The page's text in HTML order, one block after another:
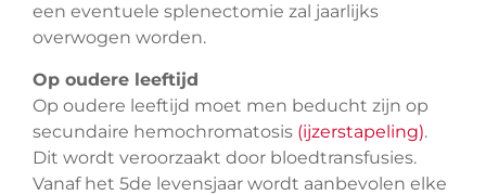
een eventuele splenectomie zal jaarlijks
overwogen worden.
Op oudere leeftijd
Op oudere leeftijd moet men beducht zijn op
secundaire hemochromatosis (ijzerstapeling).
Dit wordt veroorzaakt door bloedtransfusies.
Vanaf het 5de levensjaar wordt aanbevolen elke